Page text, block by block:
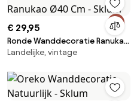
€ 29,95
Ronde Wanddecoratie Ranukao
Ø40 Cm - Sklum
Landelijke, vintage